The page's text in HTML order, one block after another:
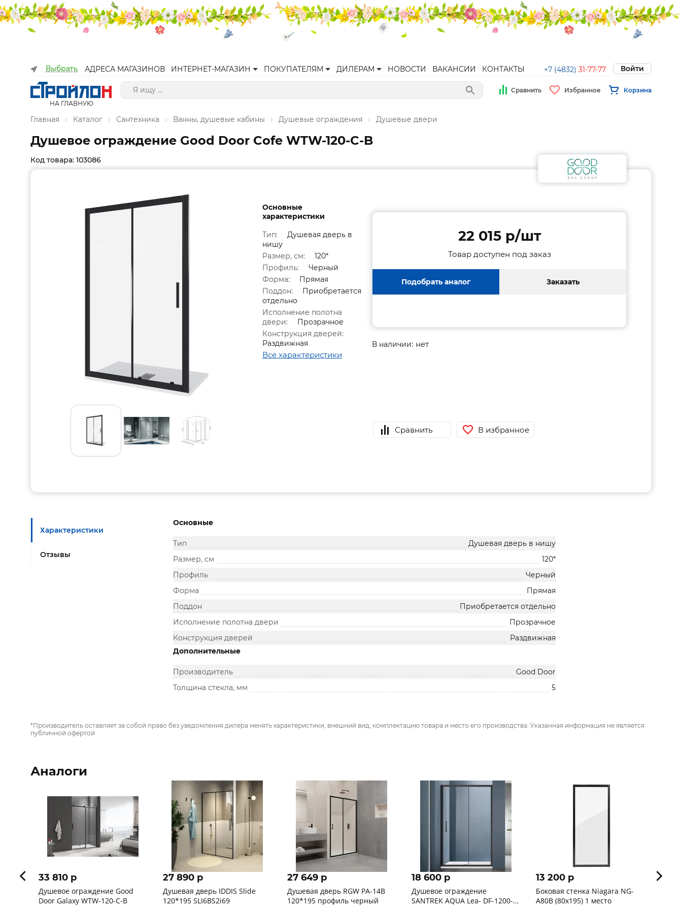
Выбрать АДРЕСА МАГАЗИНОВ ИНТЕРНЕТ-МАГАЗИН ПОКУПАТЕЛЯМ ДИЛЕРАМ НОВОСТИ ВАКАНСИИ КОНТАКТЫ +7 (4832) 31-77-77 Войти
НА ГЛАВНУЮ
Сравнить Избранное Корзина
Главная Каталог Сантехника Ванны, душевые кабины Душевые ограждения Душевые двери
Душевое ограждение Good Door Cofe WTW-120-C-B
Код товара: 103086
Основные
характеристики
Тип:
Душевая дверь в
нишу
Размер, см:
120*
Профиль:
Черный
Форма:
Прямая
Поддон:
Приобретается
отдельно
Исполнение полотна
двери:
Прозрачное
Конструкция дверей:
Раздвижная
Все характеристики
22 015 p/шт
Товар доступен под заказ
Подобрать аналог Заказать
В наличии: нет
Сравнить В избранное
Характеристики
Отзывы
Основные
Тип
Душевая дверь в нишу
Размер, см
120*
Профиль
Черный
Форма
Прямая
Поддон
Приобретается отдельно
Исполнение полотна двери
Прозрачное
Конструкция дверей
Раздвижная
Дополнительные
Производитель
Good Door
Толщина стекла, мм
5
*Производитель оставляет за собой право без уведомления дилера менять характеристики, внешний вид, комплектацию товара и место его производства. Указанная информация не является
публичной офертой
Аналоги
33 810 p
Душевое ограждение Good
Door Galaxy WTW-120-C-B
27 890 p
Душевая дверь IDDIS Slide
120*195 SLI6BS2i69
27 649 p
Душевая дверь RGW PA-14B
120*195 профиль черный
18 600 p
Душевое ограждение
SANTREK AQUA Lea- DF-1200-
13 200 p
Боковая стенка Niagara NG-
A80В (80х195) 1 место
26